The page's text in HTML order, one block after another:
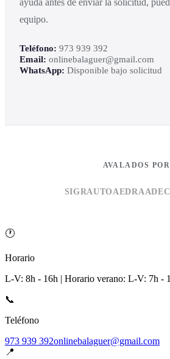
equipo.
Teléfono: 973 939 392
Email: onlinebalaguer@gmail.com
WhatsApp: Disponible bajo solicitud
AVALADOS POR
SIGRAUTOAEDRA
🕐
Horario
L-V: 8h - 16h | Horario verano: L-V: 7h -
📞
Teléfono
973 939 392onlinebalaguer@gmail.com
📍